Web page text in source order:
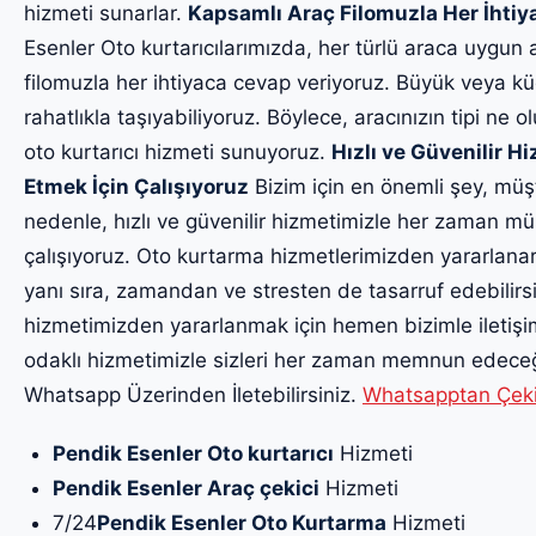
hizmeti sunarlar. Kapsamlı Araç Filomuzla Her
Esenler Oto kurtarıcılarımızda, her türlü araca
filomuzla her ihtiyaca cevap veriyoruz. Büyük veya
rahatlıkla taşıyabiliyoruz. Böylece, aracınızın tipi ne
oto kurtarıcı hizmeti sunuyoruz. Hızlı ve Güvenilir
Etmek İçin Çalışıyoruz Bizim için en önemli şey,
nedenle, hızlı ve güvenilir hizmetimizle her zaman
çalışıyoruz. Oto kurtarma hizmetlerimizden
yanı sıra, zamandan ve stresten de tasarruf
hizmetimizden yararlanmak için hemen bizimle
odaklı hizmetimizle sizleri her zaman memnun
Whatsapp Üzerinden İletebilirsiniz. Whatsapptan
Pendik Esenler Oto kurtarıcı Hizmeti
Pendik Esenler Araç çekici Hizmeti
7/24Pendik Esenler Oto Kurtarma Hizmeti